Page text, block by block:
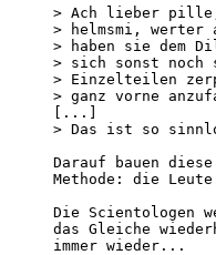
> Ach lieber
> helmsmi, werter
> haben sie dem
> sich sonst
> Einzelteilen
> ganz vorne
[...]
> Das ist so
Darauf bauen
Methode: die
Die Scientologen
das Gleiche
immer wieder...